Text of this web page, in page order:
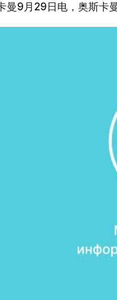
曼9月29日电，奥斯卡